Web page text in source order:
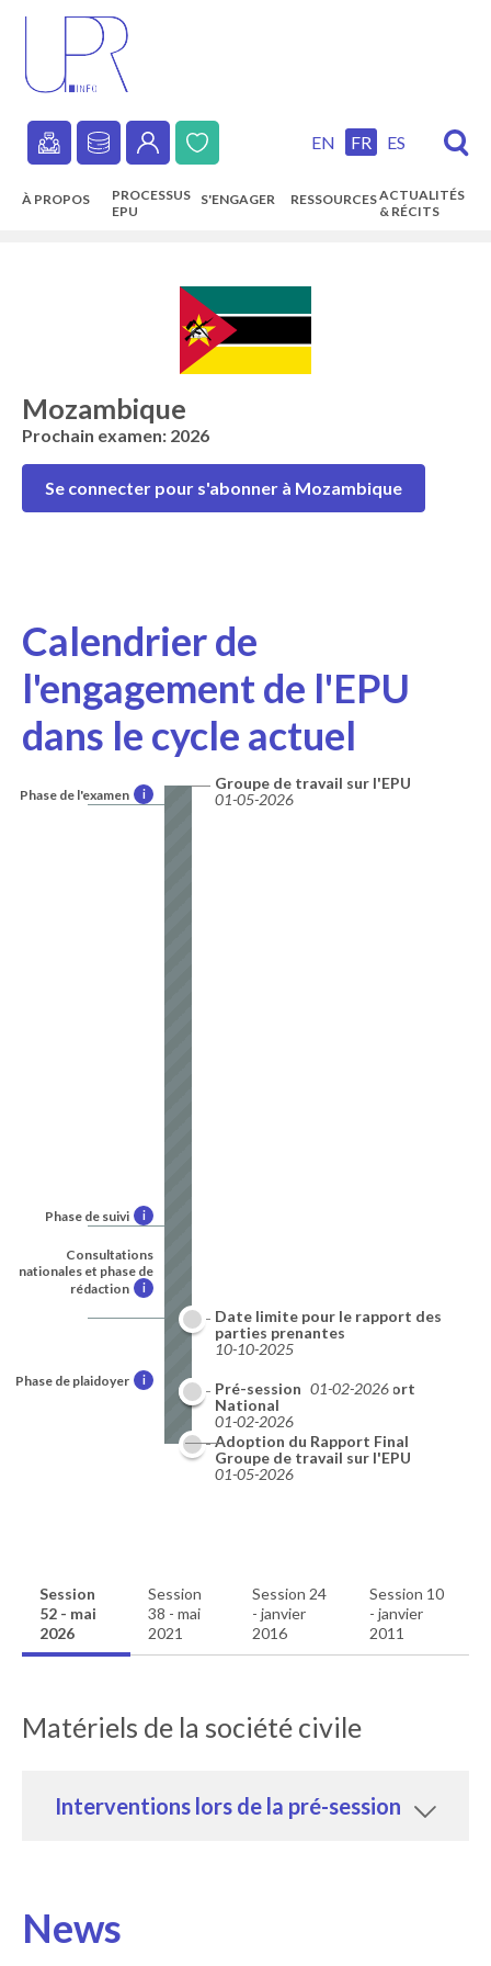
content
Secondary
navigation
EN FR ES
À PROPOS
PROCESSUS
EPU
S'ENGAGER RESSOURCESACTUALITÉS
& RÉCITS
Mozambique
Prochain examen: 2026
Se connecter pour s'abonner à Mozambique
Calendrier de
l'engagement de l'EPU
dans le cycle actuel
Phase de l'examen i
Phase de suivi i
Consultations
nationales et phase de
rédaction
i
Phase de plaidoyer i
Groupe de travail sur l'EPU
01-05-2026
Adoption du Rapport Final
09-2026
Date limite pour le rapport des
parties prenantes
10-10-2025
Date limite pour le Rapport
National
01-02-2026
Pré-session 01-02-2026
Groupe de travail sur l'EPU
01-05-2026
Session
52 - mai
2026
Session
38 - mai
2021
Session 24
- janvier
2016
Session 10
- janvier
2011
Matériels de la société civile
Interventions lors de la pré-session
News